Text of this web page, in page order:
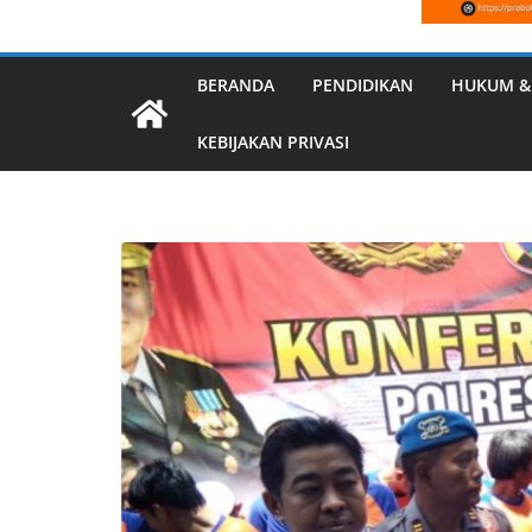
BERANDA PENDIDIKAN HUKUM
KEBIJAKAN PRIVASI